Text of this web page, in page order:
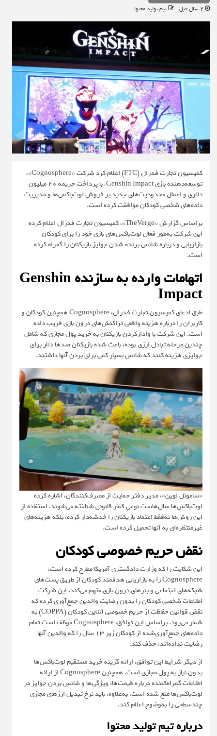
تیم تولید محتوا
کمیسیون تجارت فدرال (FTC) اعلام کرد شرکت «Cognosphere»،
توسعه‌دهنده بازی Genshin Impact، با پرداخت جریمه ۲۰ میلیون
دلاری و اعمال محدودیت‌های جدید بر فروش لوت‌باکس‌ها و مدیریت
داده‌های شخصی کودکان موافقت کرده است.
براساس گزارش «TheVerge»، کمیسیون تجارت فدرال اعلام کرده
این شرکت به‌طور فعال لوت‌باکس‌های بازی خود را برای کودکان
بازاریابی و درباره شانس برنده‌ شدن جوایز بازیکنان را گمراه کرده
است.
اتهامات وارده به سازنده Genshin
Impact
طبق ادعای کمیسیون تجارت فدرال، Cognosphere همچنین کودکان و
کاربران را درباره هزینه واقعی تراکنش‌های درون بازی فریب داده
است. این شرکت با وادارکردن بازیکنان به خرید پول مجازی که شامل
چندین مرحله تبادل ارزی بوده، باعث شده بازیکنان صدها دلار برای
جوایزی هزینه کنند که شانس بسیار کمی برای بردن آنها داشتند.
«ساموئل لوین»، مدیر دفتر حمایت از مصرف‌کنندگان، اشاره کرده
لوت‌باکس‌ها سال‌هاست نوعی قمار قانونی شناخته می‌شوند. استفاده از
این روش‌ها نه‌فقط اعتماد بازیکنان را خدشه‌دار کرده، بلکه هزینه‌های
غیرمنتظره‌ای به آنها تحمیل کرده است.
نقض حریم خصوصی کودکان
این شکایت را که وزارت دادگستری آمریکا مطرح کرده است،
Cognosphere را به بازاریابی هدفمند کودکان از طریق پست‌های
شبکه‌های اجتماعی و بنرهای درون بازی متهم می‌کند. این شرکت
اطلاعات شخصی کودکان را بدون رضایت والدین جمع‌آوری کرده که
نقض قوانین حفاظت از حریم خصوصی آنلاین کودکان (COPPA) به
شمار می‌رود. براساس این توافق، Cognosphere موظف است تمام
داده‌های جمع‌آوری‌شده از کودکان زیر ۱۳ سال را که والدین آنها
رضایت نداده‌اند، حذف کند.
از دیگر شرایط این توافق، ارائه گزینه خرید مستقیم لوت‌باکس‌ها
بدون نیاز به پول مجازی است. همچنین Cognosphere از ارائه
اطلاعات گمراه‌کننده درباره قیمت‌ها، ویژگی‌ها و شانس بردن جوایز در
لوت‌باکس‌ها منع شده است. به‌علاوه، باید نرخ تبدیل ارزهای مجازی
چندسطحی را به‌وضوح اعلام کند.
درباره تیم تولید محتوا